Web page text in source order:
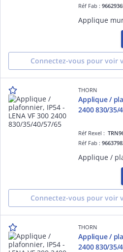
Réf Fab :
Connectez-vous pour voir
THORN
Applique /
2400 830/35/
Réf Rexel :
Réf Fab :
Connectez-vous pour voir
THORN
Applique /
2400 830/35/